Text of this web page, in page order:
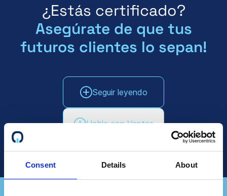
Consent Details About
¿Estás certificado?
Asegúrate de que tus
futuros clientes lo sepan!
Seguir leyendo
Hable con Ventas